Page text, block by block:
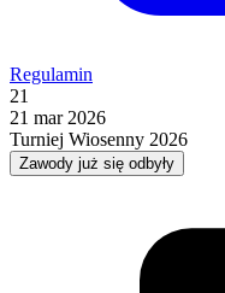
Regulamin
21
21 mar 2026
Turniej Wiosenny 2026
Zawody już się odbyły